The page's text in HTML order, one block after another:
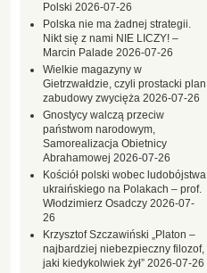
Polski 2026-07-26
Polska nie ma żadnej strategii.
Nikt się z nami NIE LICZY! –
Marcin Palade 2026-07-26
Wielkie magazyny w
Gietrzwałdzie, czyli prostacki plan
zabudowy zwycięża 2026-07-26
Gnostycy walczą przeciw
państwom narodowym,
Samorealizacja Obietnicy
Abrahamowej 2026-07-26
Kościół polski wobec ludobójstwa
ukraińskiego na Polakach – prof.
Włodzimierz Osadczy 2026-07-
26
Krzysztof Szczawiński „Platon –
najbardziej niebezpieczny filozof,
jaki kiedykolwiek żył” 2026-07-26